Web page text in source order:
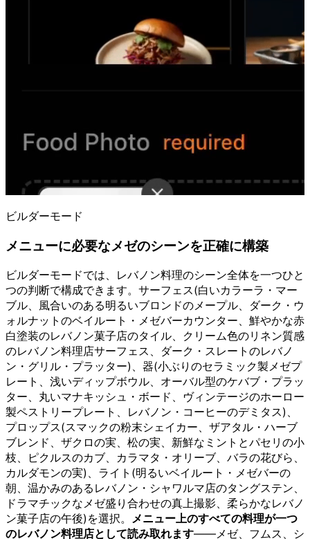
ビルダーモード
メニューに必要なメゼのシーンを正確に構築
ビルダーモードでは、レバノン料理のシーン全体を一つひと
つの判断で構成できます。サーフェス(白いカラーラ・マー
ブル、風合いのある明るいブロンドのメープル、ダーク・ウ
ォルナットのベイルート・メゼバーカウンター、鮮やかな赤
白塗装のレバノン菓子店のタイル、クリーム色のリネン質感
のレバノン料理店サーフェス、ダーク・スレートのレバノ
ン・グリル・プラッター)、器(小ぶりのセラミック製メゼプ
レート、浅いディップボウル、オーバル型のケバブ・プラッ
ター、丸いマナキッシュ・ボード、ヴィンテージのホーロー
製ペストリープレート、レバノン・コーヒーのデミタス)、
プロップス(スマックの粉末シェイカー、ザアタル・ハーブ
ブレンド、ザクロの実、松の実、新鮮なミントとパセリの小
枝、ピクルスのカブ、カラマタ・オリーブ、バラの花びら、
カルダモンの実)、ライト(明るいベイルート・メゼバーの
朝、温かみのあるレバノン・シャワルマ店のタングステン、
ドラマチックなメゼ盛り合わせの真上撮影、柔らかなレバノ
ン菓子店の午後)を選択。 メニュー上のすべての料理が一つ
のレバノン料理店として読み取れます——メゼ、フムス、シ